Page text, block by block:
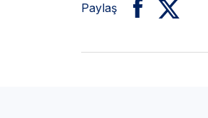
Paylaş